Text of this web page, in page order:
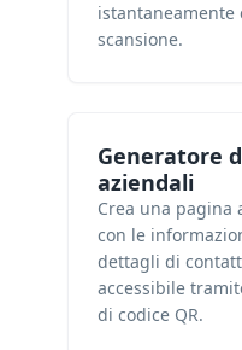
istantaneamente
scansione.
Generatore
aziendali
Crea una pagina
con le
dettagli di
accessibile
di codice QR.